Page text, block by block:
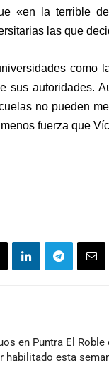
«en la terrible
las que
como
sus autoridades.
no pueden
fuerza que
en Puntra El Roble
habilitado esta